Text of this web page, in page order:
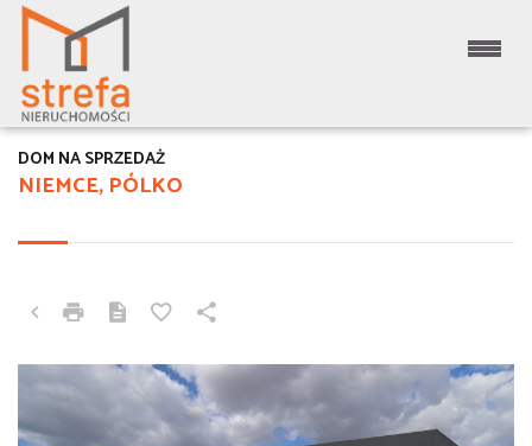
NIEMCE, PÓLKO
DOM NA SPRZEDAŻ